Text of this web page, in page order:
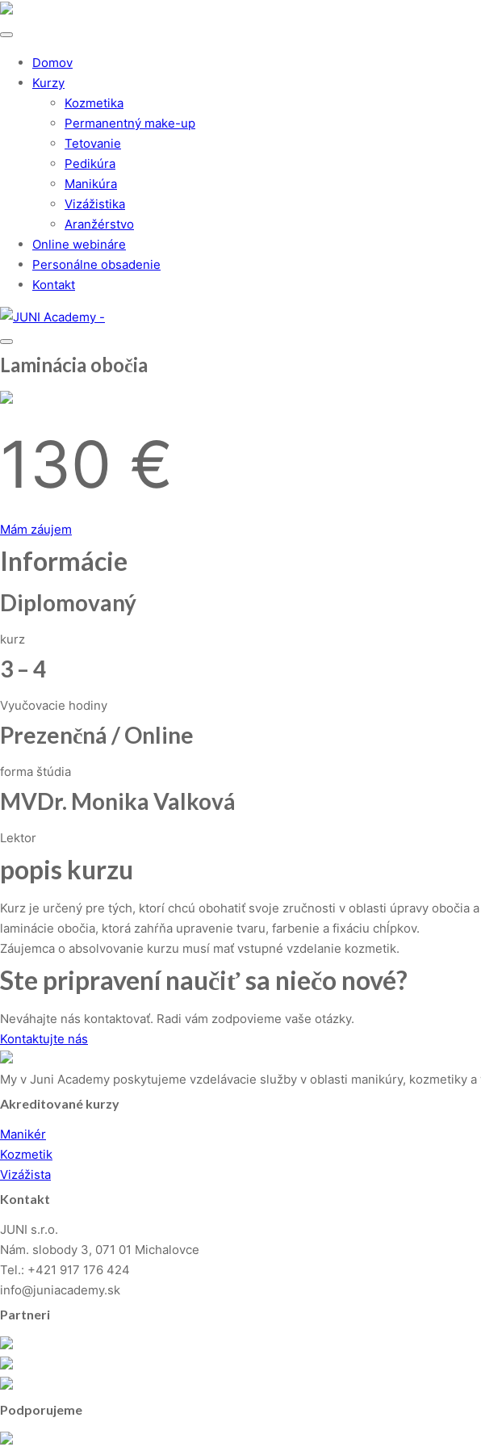
Domov
Kurzy
Kozmetika
Permanentný make-up
Tetovanie
Pedikúra
Manikúra
Vizážistika
Aranžérstvo
Online webináre
Personálne obsadenie
Kontakt
Laminácia obočia
130 €
Mám záujem
Informácie
Diplomovaný
kurz
3 – 4
Vyučovacie hodiny
Prezenčná / Online
forma štúdia
MVDr. Monika Valková
Lektor
popis kurzu
Kurz je určený pre tých, ktorí chcú obohatiť svoje zručnosti v oblasti úpravy
laminácie obočia, ktorá zahŕňa upravenie tvaru, farbenie a fixáciu chĺpkov.
Záujemca o absolvovanie kurzu musí mať vstupné vzdelanie kozmetik.
Ste pripravení naučiť sa niečo nové?
Neváhajte nás kontaktovať. Radi vám zodpovieme vaše otázky.
Kontaktujte nás
My v Juni Academy poskytujeme vzdelávacie služby v oblasti manikúry, kozmetiky
Akreditované kurzy
Manikér
Kozmetik
Vizážista
Kontakt
JUNI s.r.o.
Nám. slobody 3, 071 01 Michalovce
Tel.: +421 917 176 424
info@juniacademy.sk
Partneri
Podporujeme